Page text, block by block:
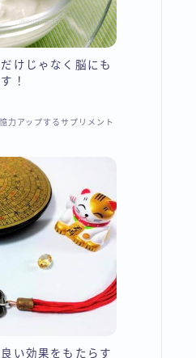
けじゃなく脳にも
！
力アップするサプリメント
い効果をもたらす